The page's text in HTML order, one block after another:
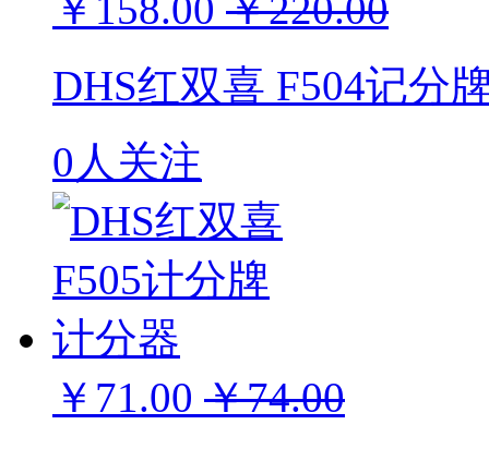
DHS红双喜 F504记分
0人关注
￥71.00 ￥74.00